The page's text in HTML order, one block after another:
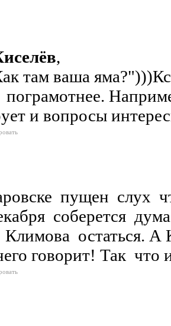
,
там ваша
пограмотнее.
и вопросы
пущен слух
соберется
Климова остаться.
говорит! Так что